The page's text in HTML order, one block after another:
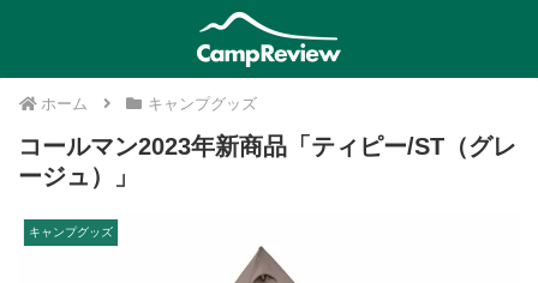
ホーム キャンプグッズ
コールマン2023年新商品「ティピー/ST（グレ
ージュ）」
キャンプグッズ